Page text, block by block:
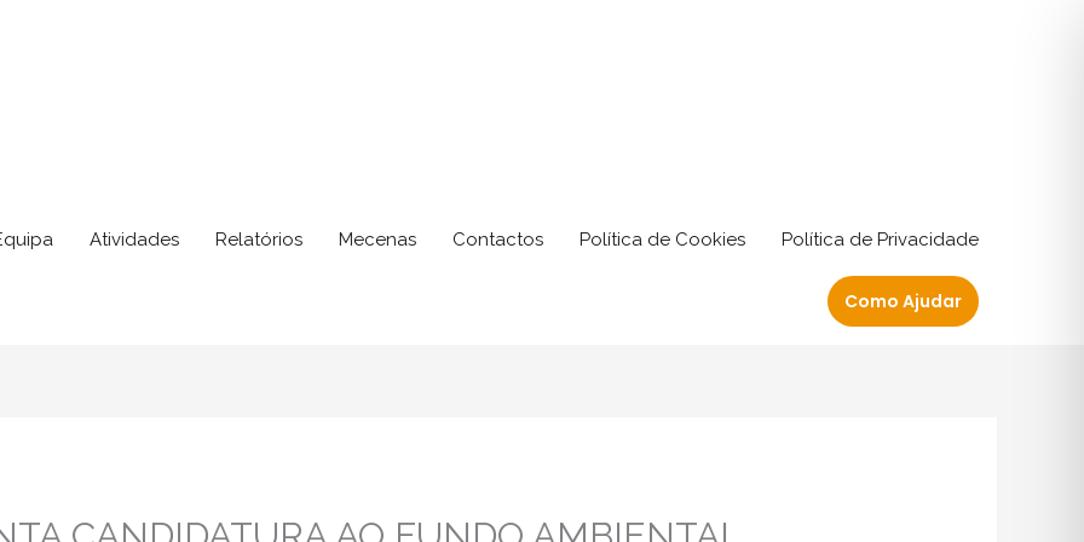
Atividades Relatórios Mecenas Contactos Política de Cookies Política de Privacidade
Como Ajudar